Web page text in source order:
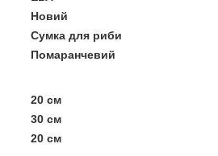
Новий
Сумка для риби
Помаранчевий
20 см
30 см
20 см